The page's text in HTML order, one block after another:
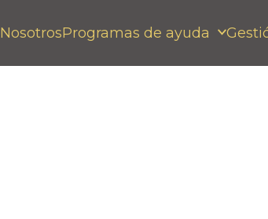
NosotrosProgramas de ayuda